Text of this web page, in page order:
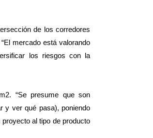
de los corredores
mercado está valorando
los riesgos con la
“Se presume que son
y ver qué pasa), poniendo
al tipo de producto